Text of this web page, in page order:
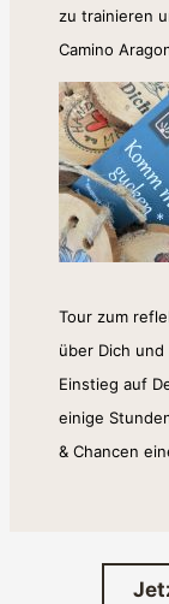
zu trainieren
Camino
Tour zum
über Dich
Einstieg auf
einige
& Chancen